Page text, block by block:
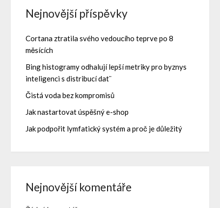
Nejnovější příspěvky
Cortana ztratila svého vedoucího teprve po 8
měsících
Bing histogramy odhalují lepší metriky pro byznys
inteligenci s distribucí dat¨
Čistá voda bez kompromisů
Jak nastartovat úspěšný e-shop
Jak podpořit lymfatický systém a proč je důležitý
Nejnovější komentáře